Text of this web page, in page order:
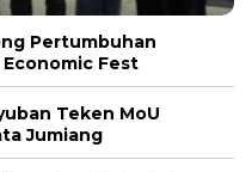
Pertumbuhan
Fest
Teken MoU
Jumiang